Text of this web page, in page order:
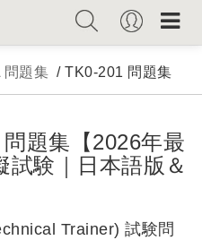
問題集 / TK0-201 問題集
題集【2026年最
試験｜日本語版＆
Trainer) 試験問